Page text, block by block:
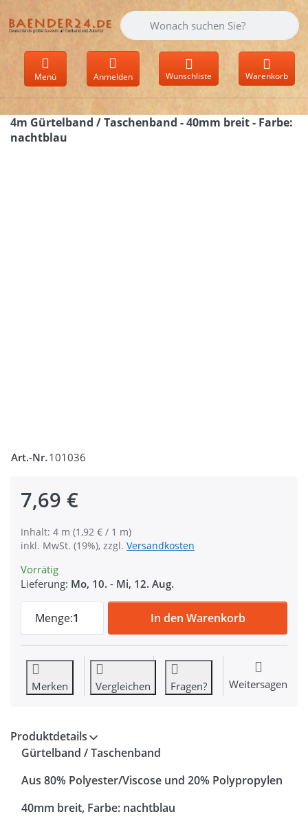
Geben Sie einen Suchbegriff ein.
Menü Anmelden Wunschliste Warenkorb
4m Gürtelband / Taschenband - 40mm breit - Farbe:
nachtblau
Art.-Nr. 101036
7,69 €
Inhalt: 4 m (1,92 € / 1 m)
inkl. MwSt. (19%), zzgl. Versandkosten
Vorrätig
Lieferung: Mo, 10. - Mi, 12. Aug.
Menge:1
4m Gürtelband / Taschenband - 40mm
In den Warenkorb
Merken Vergleichen Fragen? Weitersagen
Produktdetails
Gürtelband / Taschenband
Aus 80% Polyester/Viscose und 20% Polypropylen
40mm breit, Farbe: nachtblau